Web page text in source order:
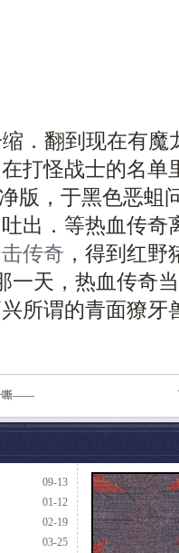
．翻到现在有魔
打怪战士的名单
版，于黑色恶蛆
出．等热血传奇
传奇 ，得到红
一天，热血传奇
所谓的青面獠牙
嘶——
09-13
01-12
02-19
03-25